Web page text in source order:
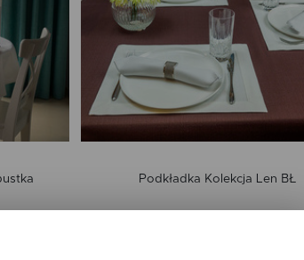
Podkładka Kolekcja Len BŁ